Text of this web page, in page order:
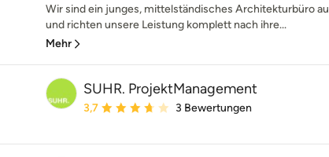
Wir sind ein junges, mittelständisches Architekturbüro
und richten unsere Leistung komplett nach ihre...
Mehr
SUHR. ProjektManagement
Durchschnittliche Bewertung: 3.7 von 5 Sternen
3,7 3 Bewertungen